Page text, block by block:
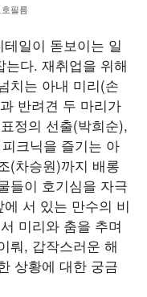
필름
일이 돋보이는 일
다. 재취업을 위해
치는 아내 미리(손
반려견 두 마리가
정의 선출(박희순),
크닉을 즐기는 아
(차승원)까지 배롱
들이 호기심을 자극
서 있는 만수의 비
미리와 춤을 추며
뤄, 갑작스러운 해
상황에 대한 궁금